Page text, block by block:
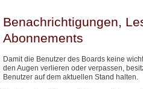
Benachrichtigungen,
Abonnements
Damit die Benutzer des Boards keine
den Augen verlieren oder verpassen,
Benutzer auf dem aktuellen Stand halten.